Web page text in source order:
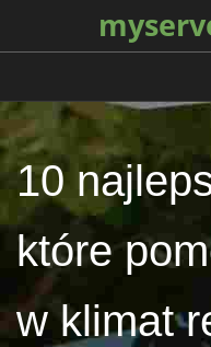
10
które
w klimat